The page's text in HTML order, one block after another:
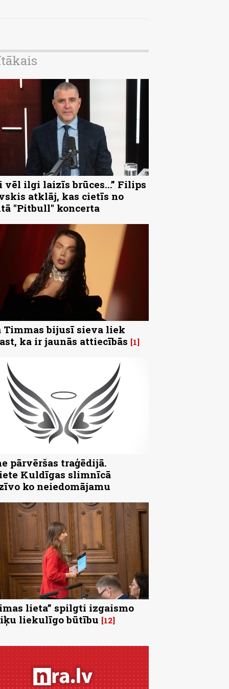
vēl ilgi laizīs brūces...” Filips
atklāj, kas cietīs no
"Pitbull" koncerta
Timmas bijusī sieva liek
ka ir jaunās attiecībās 1
pārvēršas traģēdijā.
Kuldīgas slimnīcā
ko neiedomājamu
lieta” spilgti izgaismo
liekulīgo būtību
12